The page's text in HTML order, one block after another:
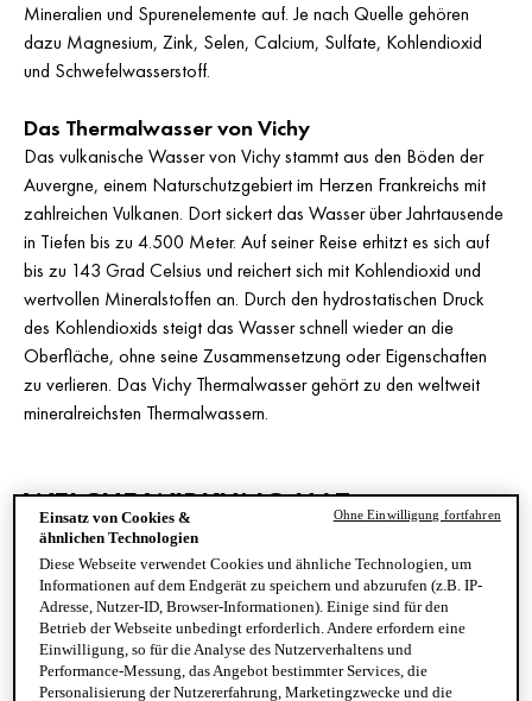
Mineralien und Spurenelemente auf. Je nach Quelle gehören
dazu Magnesium, Zink, Selen, Calcium, Sulfate, Kohlendioxid
und Schwefelwasserstoff.
Das Thermalwasser von Vichy
Das vulkanische Wasser von Vichy stammt aus den Böden der
Auvergne, einem Naturschutzgebiert im Herzen Frankreichs mit
zahlreichen Vulkanen. Dort sickert das Wasser über Jahrtausende
in Tiefen bis zu 4.500 Meter. Auf seiner Reise erhitzt es sich auf
bis zu 143 Grad Celsius und reichert sich mit Kohlendioxid und
wertvollen Mineralstoffen an. Durch den hydrostatischen Druck
des Kohlendioxids steigt das Wasser schnell wieder an die
Oberfläche, ohne seine Zusammensetzung oder Eigenschaften
zu verlieren. Das Vichy Thermalwasser gehört zu den weltweit
mineralreichsten Thermalwassern.
WELCHE WIRKUNG HAT
THERMALWASSER?
Die Wirkung von Thermalwasser auf die Haut ist sehr vielfältig. In
Form von Thermalbädern wirkt das mineralische Quellwasser
muskelentspannend, stressmildernd, durchblutungsfördernd und ist
wohltuend für die Gelenke. Zudem kann es die Abwehrkräfte
Einsatz von Cookies &
ähnlichen Technologien
Diese Webseite verwendet Cookies und ähnliche Technologien, um
Informationen auf dem Endgerät zu speichern und abzurufen (z.B. IP-
Adresse, Nutzer-ID, Browser-Informationen). Einige sind für den
Betrieb der Webseite unbedingt erforderlich. Andere erfordern eine
Einwilligung, so für die Analyse des Nutzerverhaltens und
Performance-Messung, das Angebot bestimmter Services, die
Personalisierung der Nutzererfahrung, Marketingzwecke und die
Ohne Einwilligung fortfahren